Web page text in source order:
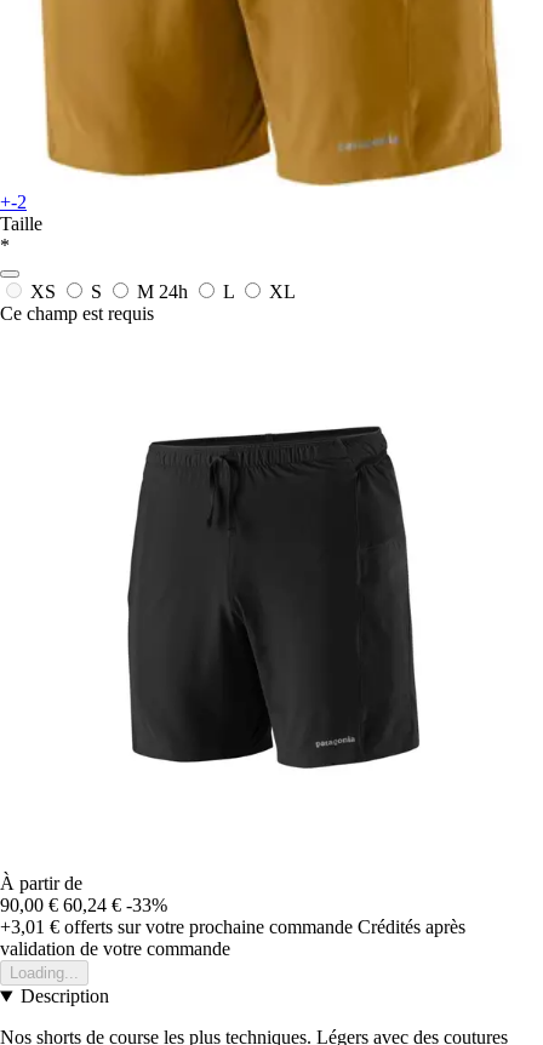
+-2
Taille
*
XS S M 24h L
XL
Ce champ est requis
À partir de
90,00 € 60,24 € -33%
+3,01 € offerts sur votre prochaine commande Crédités après
validation de votre commande
Loading...
Description
Nos shorts de course les plus techniques. Légers avec des coutures